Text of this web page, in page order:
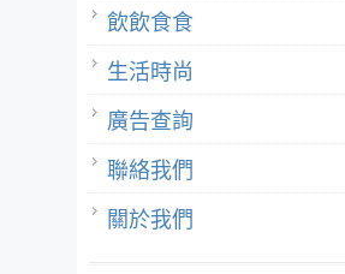
飲飲食食
生活時尚
廣告查詢
聯絡我們
關於我們